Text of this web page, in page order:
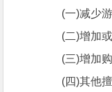
(一)减少游
(二)增加或
(三)增加购
(四)其他擅